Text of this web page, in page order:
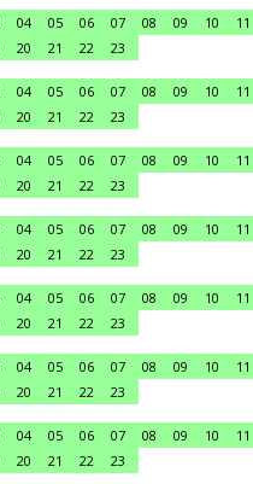
04 05 06 07 08 09 10 11
20 21 22
23
04 05 06 07 08 09 10 11
20 21 22
23
04 05 06 07 08 09 10 11
20 21 22
23
04 05 06 07 08 09 10 11
20 21 22
23
04 05 06 07 08 09 10 11
20 21 22
23
04 05 06 07 08 09 10 11
20 21 22
23
04 05 06 07 08 09 10 11
20 21 22
23